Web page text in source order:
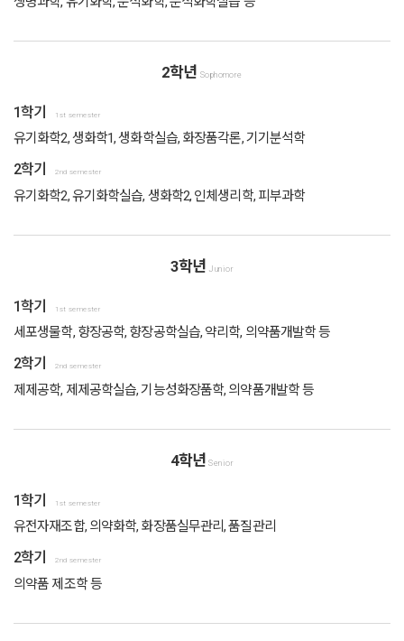
2학년 Sophomore
1학기 1st semester
유기화학2, 생화학1, 생화학실습, 화장품각론, 기기분석학
2학기 2nd semester
유기화학2, 유기화학실습, 생화학2, 인체생리학, 피부과학
3학년 Junior
1학기 1st semester
세포생물학, 향장공학, 향장공학실습, 약리학, 의약품개발학 등
2학기 2nd semester
제제공학, 제제공학실습, 기능성화장품학, 의약품개발학 등
4학년Senior
1학기 1st semester
유전자재조합, 의약화학, 화장품실무관리, 품질관리
2학기 2nd semester
의약품 제조학 등